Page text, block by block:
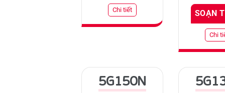
Chi tiết SOẠN
Chi
5G150N